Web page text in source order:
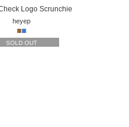
Logo Scrunchie
heyep
■■
SOLD OUT